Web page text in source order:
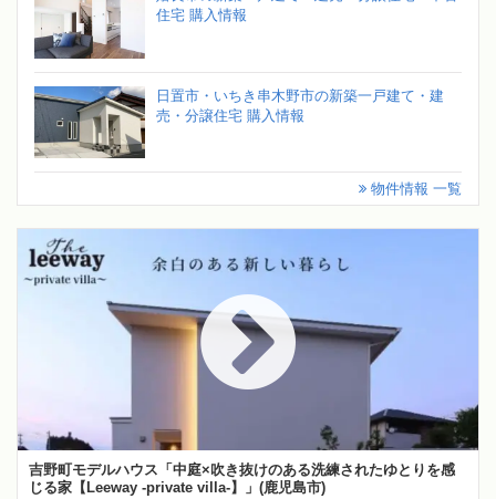
住宅 購入情報
日置市・いちき串木野市の新築一戸建て・建
売・分譲住宅 購入情報
物件情報 一覧
吉野町モデルハウス「中庭×吹き抜けのある洗練されたゆとりを感
じる家【Leeway -private villa-】」(鹿児島市)